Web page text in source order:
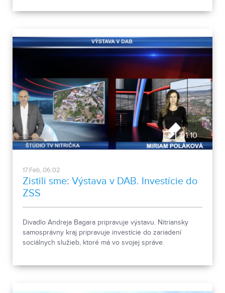
01:10
17.Feb, 06:02
Zistili sme: Výstava v DAB. Investície do
ZSS
Divadlo Andreja Bagara pripravuje výstavu. Nitriansky
samosprávny kraj pripravuje investície do zariadení
sociálnych služieb, ktoré má vo svojej správe.